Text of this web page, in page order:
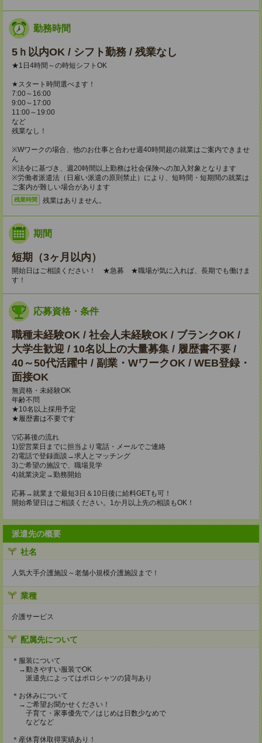
勤務時間
5ｈ以内OK / シフト勤務 / 残業なし
★1日4時間～の時短シフトOK
★スタート時間選べます！
7:00～16:00
9:00～17:00
11:00～19:00
など
残業なし！
※Wワークの場合、他のお仕事と合わせ週40時間超の就業はご案内できませ
ん
※法令に基づき、週20時間以上勤務は社会保険への加入対象となります
※労働者派遣法（日雇い派遣の原則禁止）により、短時間・短期間の就業は
ご案内が難しい場合があります
残業時間 残業はありません。
期間
短期（3ヶ月以内）
開始日はご相談ください！ ★急募 ★職場が気に入れば、長期でも働けま
す！
応募資格・条件
職種未経験OK / 社会人未経験OK / ブランクOK /
大学生歓迎 / 10名以上の大量募集 / 履歴書不要 /
40～50代活躍中 / 副業・WワークOK / WEB登録・
面接OK
無資格・未経験OK
年齢不問
★10名以上採用予定
★履歴書は不要です
▽応募後の流れ
1)翌営業日までに担当より電話・メールでご連絡
2)電話で登録面談→求人とマッチング
3)ご希望の施設で、職場見学
4)就業決定→勤務開始
応募→就業まで最短3日＆10日後に給料GETも可！
開始希望日はご相談ください。1か月以上先の相談もOK！
派遣先の概要
社名
人気大手介護施設～老舗小規模介護施設まで！
業種
介護サービス
配属先について
＊服装について
→動きやすい服装でOK
派遣先によってはポロシャツの貸与あり
＊お休みについて
→ご希望お聞かせください！
子育て・家事優先で／はじめは日数少なめで
などなど
＊産休育休取得実績あり！